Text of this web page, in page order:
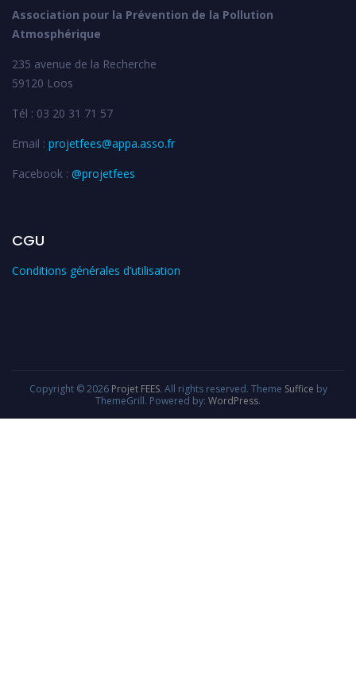
Association pour la Prévention de la Pollution
Atmosphérique
235 avenue de la Recherche
59120 Loos
Tél : 03 20 31 71 57
Email : projetfees@appa.asso.fr
Facebook : @projetfees
CGU
Conditions générales d’utilisation
Copyright © 2026 Projet FEES. All rights reserved. Theme Suffice by
ThemeGrill. Powered by: WordPress.